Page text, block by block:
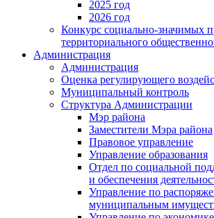
2025 год
2026 год
Конкурс социально-значимых
территориального
Администрация
Администрация
Оценка регулирующего
Муниципальный контроль
Структура Администрации
Мэр района
Заместители Мэра района
Правовое управление
Управление образования
Отдел по социальной
и обеспечения
Управление по
муниципальным